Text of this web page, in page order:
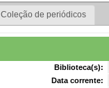
Coleção de periódicos
Biblioteca(s):
Data corrente: